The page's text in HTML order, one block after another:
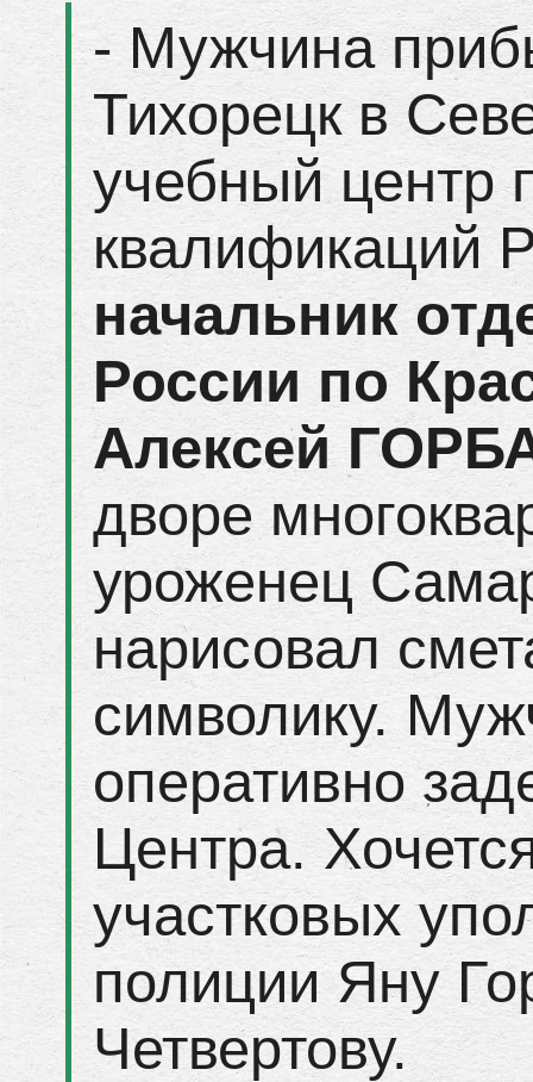
- Мужчина
Тихорецк в
учебный центр
квалификаций
начальник
России по
Алексей
дворе
уроженец
нарисовал
символику.
оперативно
Центра.
участковых
полиции Яну
Четвертову.